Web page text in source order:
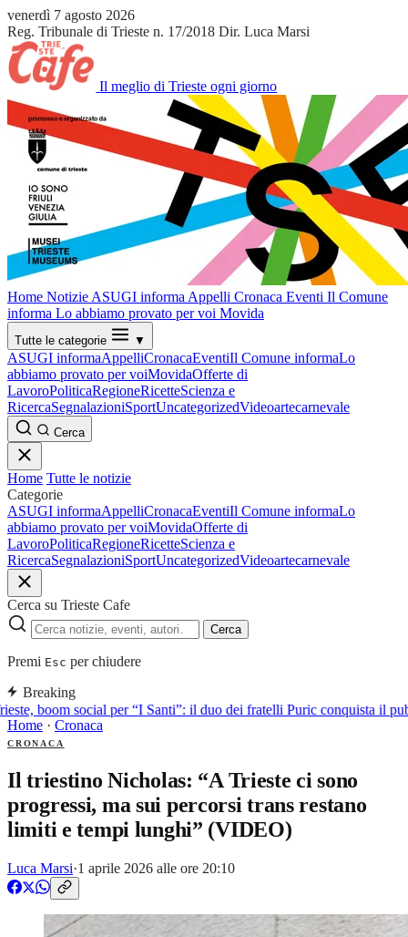
venerdì 7 agosto 2026
Reg. Tribunale di Trieste n. 17/2018 Dir. Luca Marsi
Il meglio di Trieste ogni giorno
Home Notizie ASUGI informa Appelli Cronaca Eventi Il Comune
informa Lo abbiamo provato per voi Movida
Tutte le categorie ▼
ASUGI informaAppelliCronacaEventiIl Comune informaLo
abbiamo provato per voiMovidaOfferte di
LavoroPoliticaRegioneRicetteScienza e
RicercaSegnalazioniSportUncategorizedVideoartecarnevale
Cerca
Home Tutte le notizie
Categorie
ASUGI informaAppelliCronacaEventiIl Comune informaLo
abbiamo provato per voiMovidaOfferte di
LavoroPoliticaRegioneRicetteScienza e
RicercaSegnalazioniSportUncategorizedVideoartecarnevale
Cerca su Trieste Cafe
Cerca
Premi Esc per chiudere
Breaking
boom social per “I Santi”: il duo dei fratelli Puric conquista il
Home · Cronaca
CRONACA
Il triestino Nicholas: “A Trieste ci sono
progressi, ma sui percorsi trans restano
limiti e tempi lunghi” (VIDEO)
Luca Marsi·1 aprile 2026 alle ore 20:10